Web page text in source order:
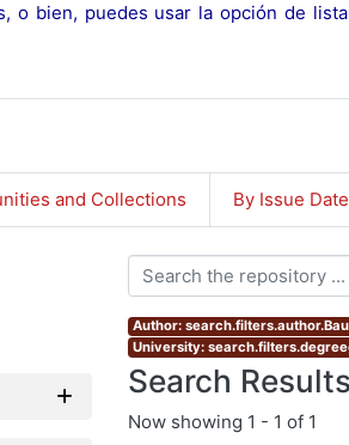
o bien, puedes usar la opción de
and Collections By Issue Date
Author:
University:
Search Results
Now showing 1 - 1 of 1